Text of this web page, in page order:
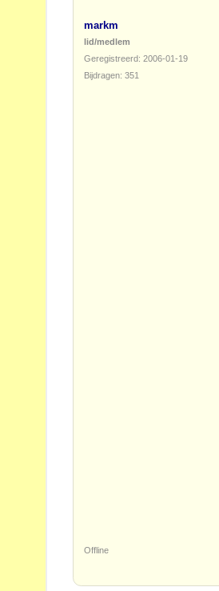
markm
lid/medlem
Geregistreerd: 2006-01-19
Bijdragen: 351
Offline